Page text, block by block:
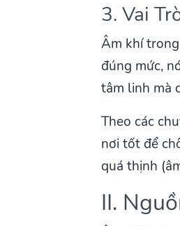
3. Vai
Âm khí
đúng mức,
tâm linh mà
Theo các
nơi tốt để
quá thịnh
II.